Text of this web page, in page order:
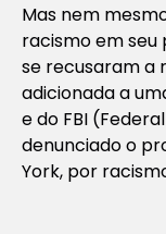
Mas nem
racismo em seu
se recusaram a
adicionada a
e do FBI
denunciado o
York, por